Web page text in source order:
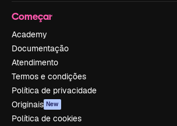
Começar
Academy
Documentação
Atendimento
Termos e condições
Política de privacidade
Originais New
Política de cookies